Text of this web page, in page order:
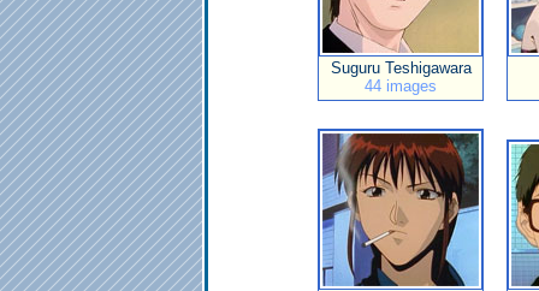
Suguru Teshigawara
44 images